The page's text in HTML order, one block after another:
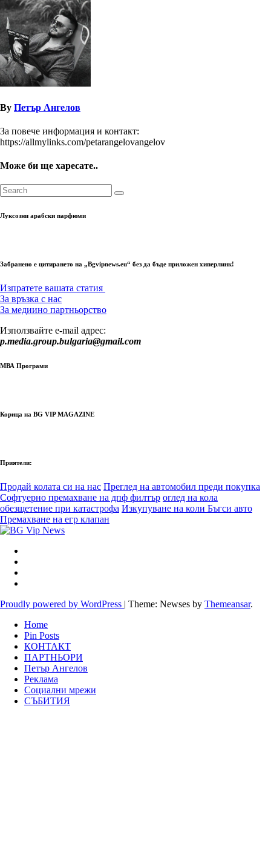
By Петър Ангелов
За повече информация и контакт:
https://allmylinks.com/petarangelovangelov
Може би ще харесате..
Луксозни арабски парфюми
Забранено е цитирането на „Bgvipnews.eu“ без да бъде приложен хиперлинк!
Изпратете вашата статия
За връзка с нас
За медиино партньорство
Използвайте e-mail адрес:
p.media.group.bulgaria@gmail.com
МВА Програми
Корица на BG VIP MAGAZINE
Приятели:
Продай колата си на нас Преглед на автомобил преди покупка
Софтуерно премахване на дпф филтър оглед на кола
обезщетение при катастрофа Изкупуване на коли Бъгси авто
Премахване на егр клапан
Proudly powered by WordPress | Theme: Newses by Themeansar.
Home
Pin Posts
КОНТАКТ
ПАРТНЬОРИ
Петър Ангелов
Реклама
Социални мрежи
СЪБИТИЯ